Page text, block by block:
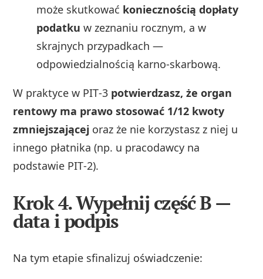
może skutkować koniecznością dopłaty
podatku w zeznaniu rocznym, a w
skrajnych przypadkach —
odpowiedzialnością karno‑skarbową.
W praktyce w PIT‑3 potwierdzasz, że organ
rentowy ma prawo stosować 1/12 kwoty
zmniejszającej oraz że nie korzystasz z niej u
innego płatnika (np. u pracodawcy na
podstawie PIT‑2).
Krok 4. Wypełnij część B —
data i podpis
Na tym etapie sfinalizuj oświadczenie: